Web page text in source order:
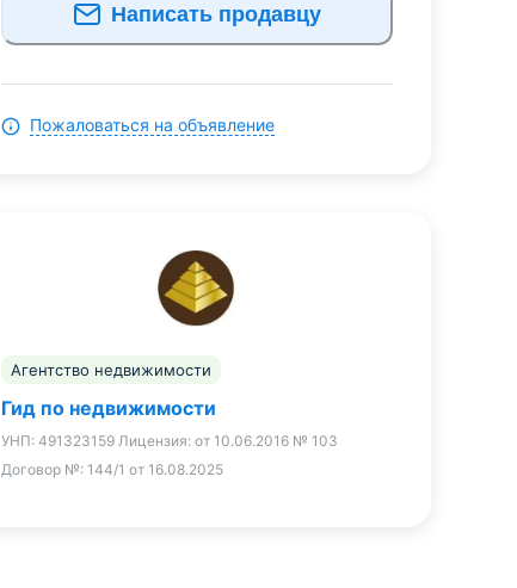
Написать продавцу
Пожаловаться на объявление
Агентство недвижимости
Гид по недвижимости
УНП: 491323159 Лицензия: от 10.06.2016 № 103
Договор №: 144/1 от 16.08.2025